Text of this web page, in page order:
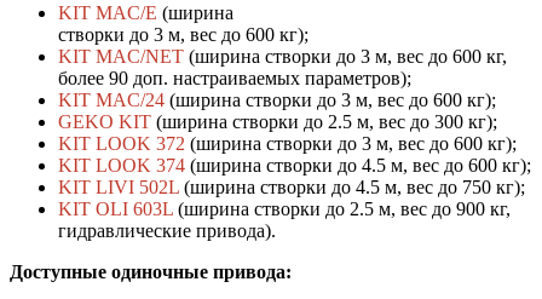
KIT MAC/E (ширина
створки до 3 м, вес до 600 кг);
KIT MAC/NET (ширина створки до 3 м, вес до 600 кг,
более 90 доп. настраиваемых параметров);
KIT MAC/24 (ширина створки до 3 м, вес до 600 кг);
GEKO KIT (ширина створки до 2.5 м, вес до 300 кг);
KIT LOOK 372 (ширина створки до 3 м, вес до 600 кг);
KIT LOOK 374 (ширина створки до 4.5 м, вес до 600 кг);
KIT LIVI 502L (ширина створки до 4.5 м, вес до 750 кг);
KIT OLI 603L (ширина створки до 2.5 м, вес до 900 кг,
гидравлические привода).
Доступные одиночные привода: